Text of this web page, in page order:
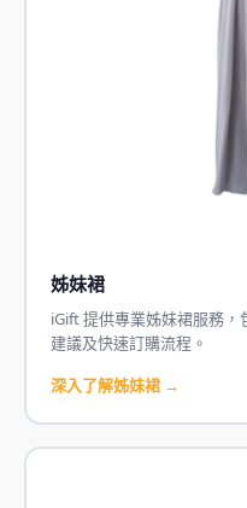
姊妹裙
iGift 提供專業姊妹裙服務
建議及快速訂購流程。
深入了解姊妹裙 →